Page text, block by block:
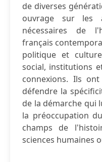
de diverses
ouvrage sur les
nécessaires de
français
politique et
social, institutions
connexions. Ils
défendre la
de la démarche qui
la préoccupation
champs de
sciences humaines